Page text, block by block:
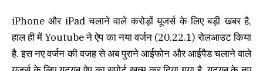
iPhone और iPad चलाने वाले करोड़ों यूजर्स के लिए बड़ी खबर है,
हाल ही में Youtube ने ऐप का नया वर्जन (20.22.1) रोलआउट किया
है. इस नए वर्जन की वजह से अब पुराने आईफोन और आईपैड चलाने वाले